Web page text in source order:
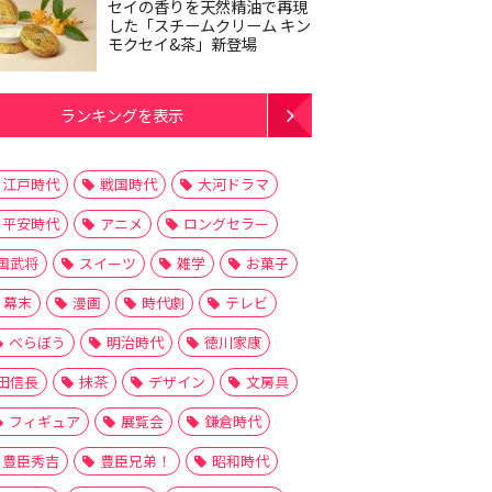
セイの香りを天然精油で再現
した「スチームクリーム キン
モクセイ&茶」新登場
ランキングを表示
江戸時代 戦国時代
大河ドラマ
平安時代
アニメ
ロングセラー
武将
スイーツ 雑学
お菓子
幕末
漫画 時代劇
テレビ
べらぼう
明治時代
徳川家康
信長
抹茶 デザイン
文房具
フィギュア
展覧会
鎌倉時代
豊臣秀吉
豊臣兄弟！
昭和時代